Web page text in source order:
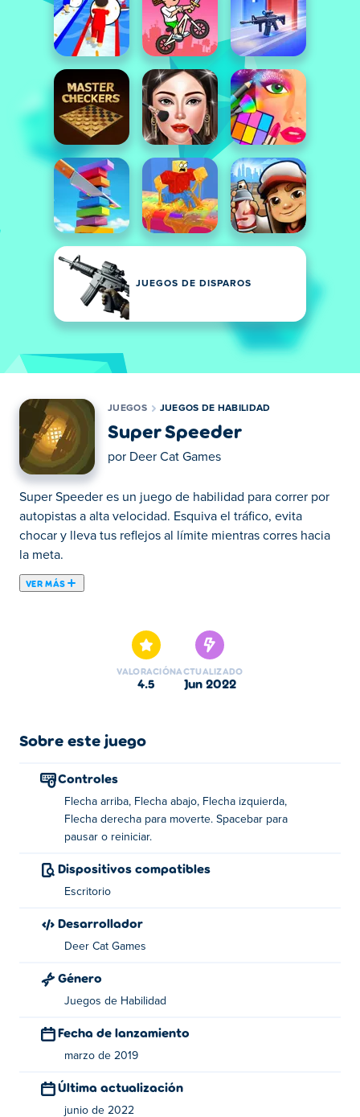
JUEGOS DE DISPAROS
JUEGOS JUEGOS DE HABILIDAD
Super Speeder
por Deer Cat Games
Super Speeder es un juego de habilidad para correr por
autopistas a alta velocidad. Esquiva el tráfico, evita
chocar y lleva tus reflejos al límite mientras corres hacia
la meta.
VER MÁS
VALORACIÓN
4.5
ACTUALIZADO
jun 2022
Sobre este juego
Controles
Flecha arriba, Flecha abajo, Flecha izquierda,
Flecha derecha para moverte. Spacebar para
pausar o reiniciar.
Dispositivos compatibles
Escritorio
Desarrollador
Deer Cat Games
Género
Juegos de Habilidad
Fecha de lanzamiento
marzo de 2019
Última actualización
junio de 2022